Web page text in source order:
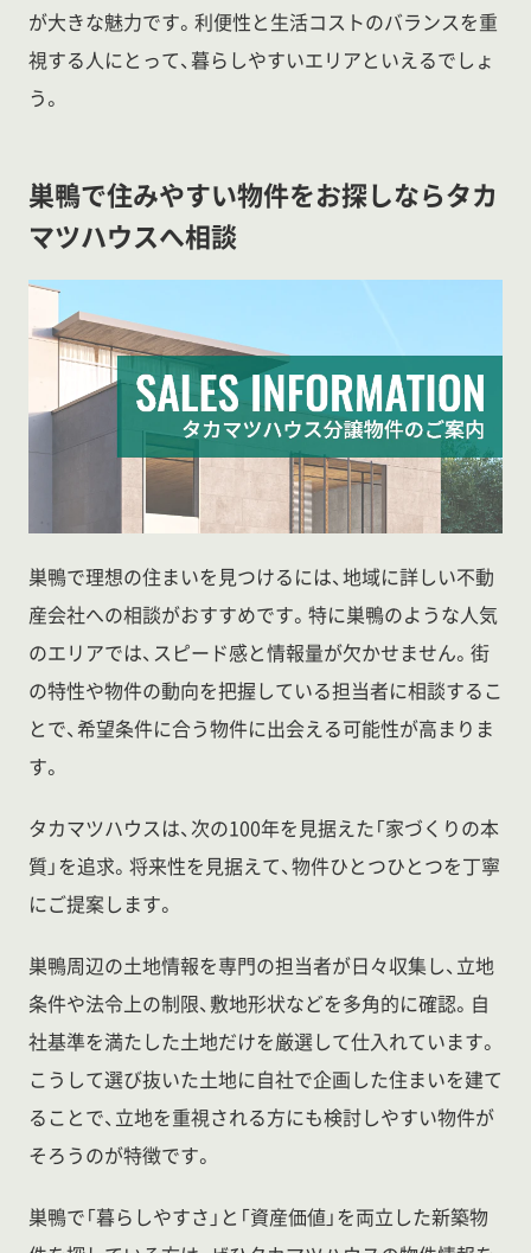
が大きな魅力です。利便性と生活コストのバランスを重
視する人にとって、暮らしやすいエリアといえるでしょ
う。
巣鴨で住みやすい物件をお探しならタカ
マツハウスへ相談
巣鴨で理想の住まいを見つけるには、地域に詳しい不動
産会社への相談がおすすめです。特に巣鴨のような人気
のエリアでは、スピード感と情報量が欠かせません。街
の特性や物件の動向を把握している担当者に相談するこ
とで、希望条件に合う物件に出会える可能性が高まりま
す。
タカマツハウスは、次の100年を見据えた「家づくりの本
質」を追求。将来性を見据えて、物件ひとつひとつを丁寧
にご提案します。
巣鴨周辺の土地情報を専門の担当者が日々収集し、立地
条件や法令上の制限、敷地形状などを多角的に確認。自
社基準を満たした土地だけを厳選して仕入れています。
こうして選び抜いた土地に自社で企画した住まいを建て
ることで、立地を重視される方にも検討しやすい物件が
そろうのが特徴です。
巣鴨で「暮らしやすさ」と「資産価値」を両立した新築物